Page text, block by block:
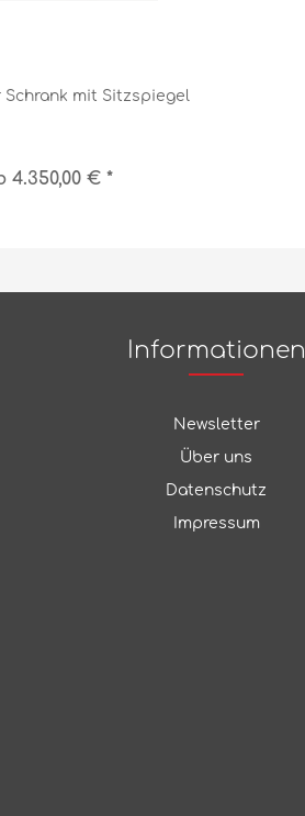
Schrank mit Sitzspiegel
4.350,00 € *
Informationen
Newsletter
Über uns
Datenschutz
Impressum